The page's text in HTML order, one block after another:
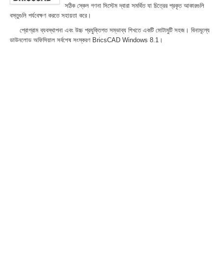
সঠিক স্কেল গণনা সিস্টেম দ্বারা সমর্থিত যা চিত্রের প্রকৃত আকারগুলি
বস্তুগুলি পর্যবেক্ষণ করতে সহায়তা করে।
প্রোগ্রাম ব্যবস্থাপনা এবং উচ্চ প্রযুক্তিগত সম্ভাব্য শিখতে একটি মোটামুটি সহজ। বিনামূল্যে
ডাউনলোড অফিসিয়াল সর্বশেষ সংস্করণ BricsCAD Windows 8.1।